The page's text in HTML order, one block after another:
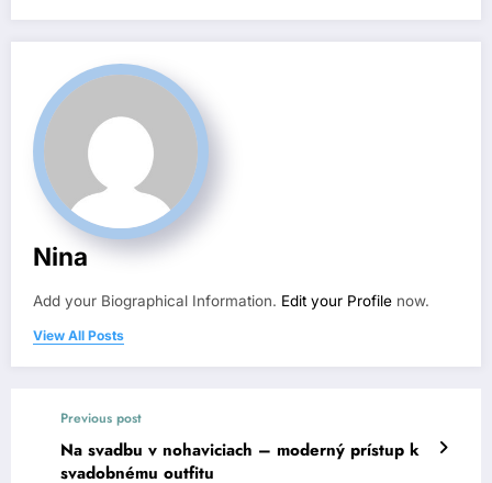
Nina
Add your Biographical Information. Edit your Profile now.
View All Posts
Previous post
Na svadbu v nohaviciach – moderný prístup k
svadobnému outfitu